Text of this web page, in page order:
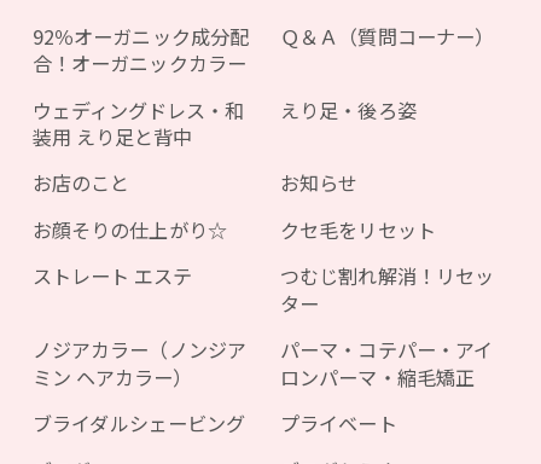
92％オーガニック成分配
合！オーガニックカラー
Ｑ＆Ａ（質問コーナー）
ウェディングドレス・和
装用 えり足と背中
えり足・後ろ姿
お店のこと
お知らせ
お顔そりの仕上がり☆
クセ毛をリセット
ストレート エステ
つむじ割れ解消！リセッ
ター
ノジアカラー（ノンジア
ミン ヘアカラー）
パーマ・コテパー・アイ
ロンパーマ・縮毛矯正
ブライダルシェービング
プライベート